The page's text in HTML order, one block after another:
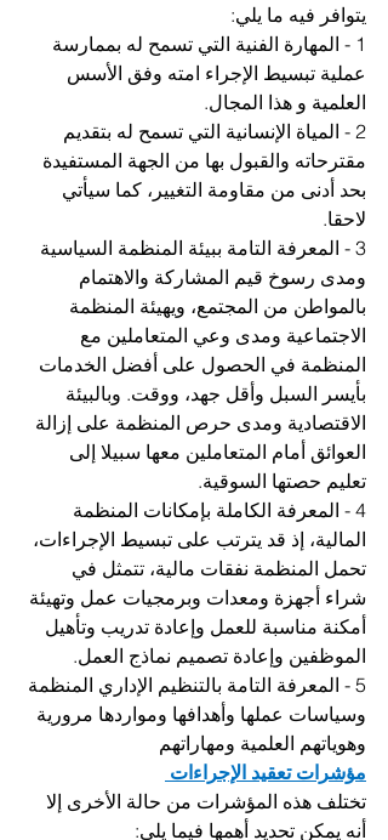
يتوافر فيه ما يلي:
1 - المهارة الفنية التي تسمح له بممارسة
عملية تبسيط الإجراء امته وفق الأسس
العلمية و هذا المجال.
2 - المياة الإنسانية التي تسمح له بتقديم
مقترحاته والقبول بها من الجهة المستفيدة
بحد أدنى من مقاومة التغيير، كما سيأتي
لاحقا.
3 - المعرفة التامة ببيئة المنظمة السياسية
ومدى رسوخ قيم المشاركة والاهتمام
بالمواطن من المجتمع، ويهيئة المنظمة
الاجتماعية ومدى وعي المتعاملين مع
المنظمة في الحصول على أفضل الخدمات
بأيسر السبل وأقل جهد، ووقت. وبالبيئة
الاقتصادية ومدى حرص المنظمة على إزالة
العوائق أمام المتعاملين معها سبيلا إلى
تعليم حصتها السوقية.
4 - المعرفة الكاملة بإمكانات المنظمة
المالية، إذ قد يترتب على تبسيط الإجراءات،
تحمل المنظمة نفقات مالية، تتمثل في
شراء أجهزة ومعدات وبرمجيات عمل وتهيئة
أمكنة مناسبة للعمل وإعادة تدريب وتأهيل
الموظفين وإعادة تصميم نماذج العمل.
5 - المعرفة التامة بالتنظيم الإداري المنظمة
وسياسات عملها وأهدافها ومواردها مرورية
وهوياتهم العلمية ومهاراتهم
مؤشرات تعقيد الإجراءات
تختلف هذه المؤشرات من حالة الأخرى إلا
أنه يمكن تحديد أهمها فيما يلي: